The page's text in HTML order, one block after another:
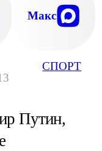
СПОРТ
Макс
Путин,